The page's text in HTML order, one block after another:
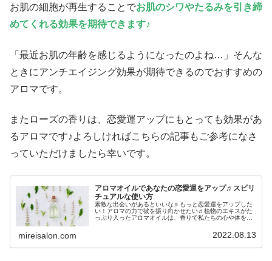
お肌の細胞が再生することでお肌のシワやたるみを引き締
めてくれる効果を期待できます♪
「最近お肌の年齢を感じるようになったのよね…」そんな
ときにアンチエイジング効果が期待できるのでおすすめの
アロマです。
またローズの香りは、恋愛運アップにもとっても効果があ
るアロマです♪よろしければこちらの記事もご参考になさ
っていただけましたら幸いです。
アロマオイルであなたの恋愛運をアップ♬スピリ
チュアルな使い方
素敵な出会いがあるといいな♬もっと恋愛運をアップした
い！アロマの力で彼を振り向かせたい♬植物のエキスがた
っぷり入ったアロマオイルは、香りで私たちの心や体を癒
mireisalon.com 2022.08.13